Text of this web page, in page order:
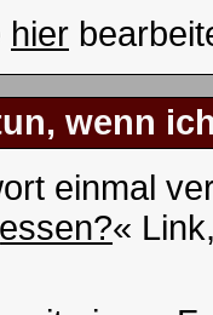
hier
wenn
einmal
«